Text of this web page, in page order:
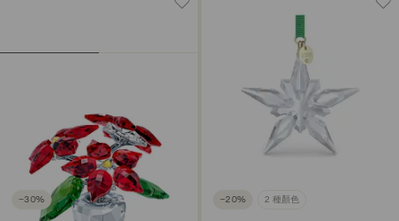
−30% −20% 2 種顏色